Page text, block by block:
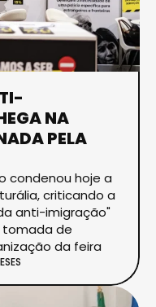
NA
PELA
condenou hoje a
criticando a
anti-imigração"
tomada de
da feira